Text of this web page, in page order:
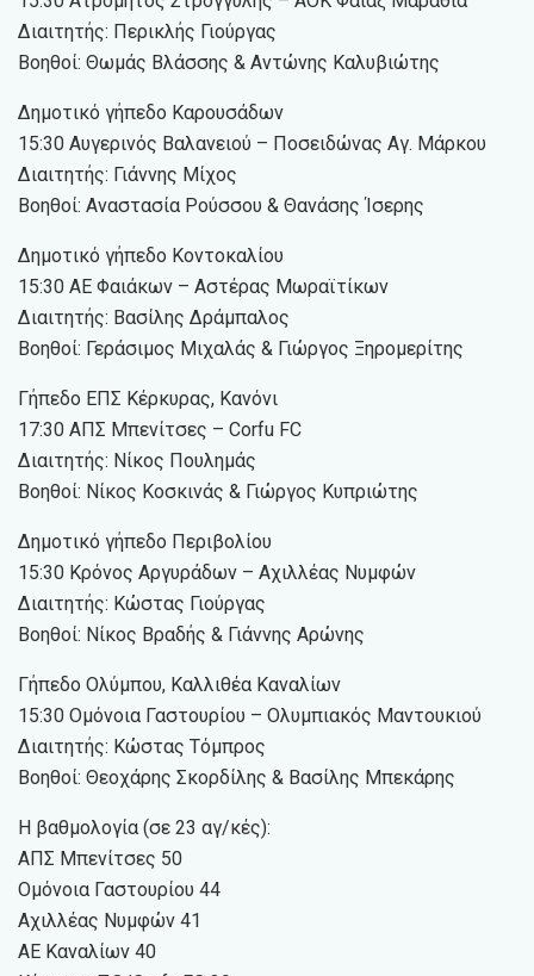
Διαιτητής: Περικλής Γιούργας
Βοηθοί: Θωμάς Βλάσσης & Αντώνης Καλυβιώτης
Δημοτικό γήπεδο Καρουσάδων
15:30 Αυγερινός Βαλανειού – Ποσειδώνας Αγ. Μάρκου
Διαιτητής: Γιάννης Μίχος
Βοηθοί: Αναστασία Ρούσσου & Θανάσης Ίσερης
Δημοτικό γήπεδο Κοντοκαλίου
15:30 ΑΕ Φαιάκων – Αστέρας Μωραϊτίκων
Διαιτητής: Βασίλης Δράμπαλος
Βοηθοί: Γεράσιμος Μιχαλάς & Γιώργος Ξηρομερίτης
Γήπεδο ΕΠΣ Κέρκυρας, Κανόνι
17:30 ΑΠΣ Μπενίτσες – Corfu FC
Διαιτητής: Νίκος Πουλημάς
Βοηθοί: Νίκος Κοσκινάς & Γιώργος Κυπριώτης
Δημοτικό γήπεδο Περιβολίου
15:30 Κρόνος Αργυράδων – Αχιλλέας Νυμφών
Διαιτητής: Κώστας Γιούργας
Βοηθοί: Νίκος Βραδής & Γιάννης Αρώνης
Γήπεδο Ολύμπου, Καλλιθέα Καναλίων
15:30 Ομόνοια Γαστουρίου – Ολυμπιακός Μαντουκιού
Διαιτητής: Κώστας Τόμπρος
Βοηθοί: Θεοχάρης Σκορδίλης & Βασίλης Μπεκάρης
Η βαθμολογία (σε 23 αγ/κές):
ΑΠΣ Μπενίτσες 50
Ομόνοια Γαστουρίου 44
Αχιλλέας Νυμφών 41
ΑΕ Καναλίων 40